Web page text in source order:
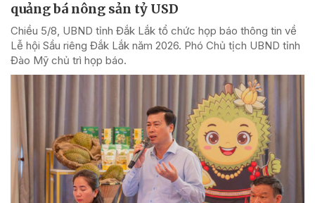
quảng bá nông sản tỷ USD
Chiều 5/8, UBND tỉnh Đắk Lắk tổ chức họp báo thông tin về
Lễ hội Sầu riêng Đắk Lắk năm 2026. Phó Chủ tịch UBND tỉnh
Đào Mỹ chủ trì họp báo.